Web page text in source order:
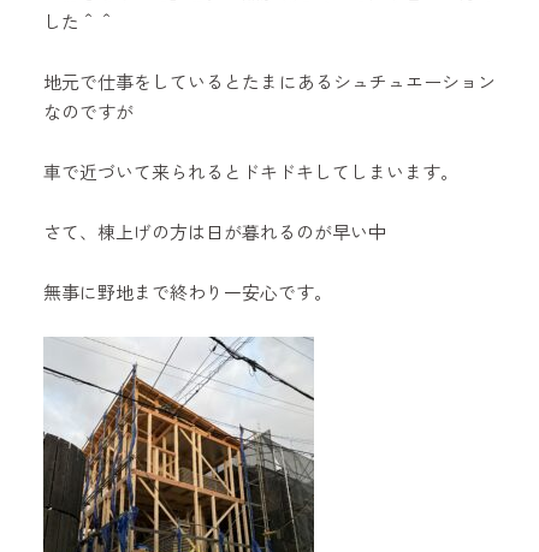
した＾＾
地元で仕事をしているとたまにあるシュチュエーション
なのですが
車で近づいて来られるとドキドキしてしまいます。
さて、棟上げの方は日が暮れるのが早い中
無事に野地まで終わり一安心です。